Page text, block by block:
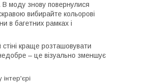
В моду знову повернулися
вибирайте кольорові
в багетних рамках і
краще розташовувати
– це візуально зменшує